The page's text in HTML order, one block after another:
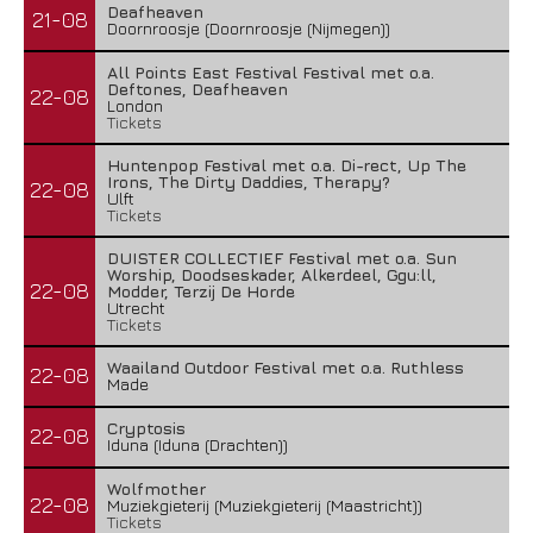
21-08
Deafheaven
Doornroosje (Doornroosje (Nijmegen))
22-08
All Points East Festival Festival met o.a.
Deftones, Deafheaven
London
Tickets
22-08
Huntenpop Festival met o.a. Di-rect, Up The
Irons, The Dirty Daddies, Therapy?
Ulft
Tickets
22-08
DUISTER COLLECTIEF Festival met o.a. Sun
Worship, Doodseskader, Alkerdeel, Ggu:ll,
Modder, Terzij De Horde
Utrecht
Tickets
22-08
Waailand Outdoor Festival met o.a. Ruthless
Made
22-08
Cryptosis
Iduna (Iduna (Drachten))
22-08
Wolfmother
Muziekgieterij (Muziekgieterij (Maastricht))
Tickets